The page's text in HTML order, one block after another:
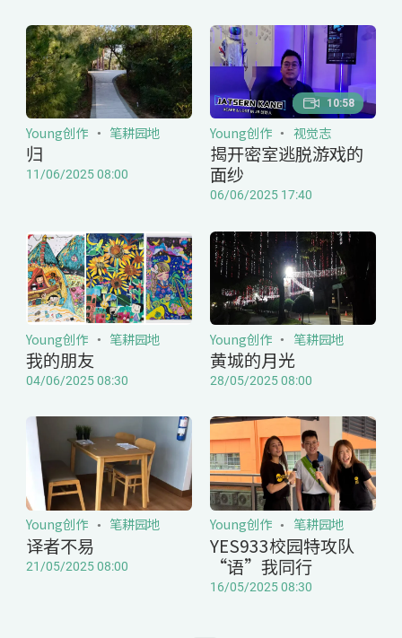
归
Young创作 笔耕园地
11/06/2025 08:00
揭开密室逃脱游戏的
面纱
Young创作 视觉志
06/06/2025 17:40
10:58
我的朋友
Young创作 笔耕园地
04/06/2025 08:30
黄城的月光
Young创作 笔耕园地
28/05/2025 08:00
译者不易
Young创作 笔耕园地
21/05/2025 08:00
YES933校园特攻队
“语”我同行
Young创作 笔耕园地
16/05/2025 08:30